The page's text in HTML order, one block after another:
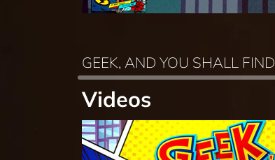
GEEK, AND YOU SHALL FIND
Videos